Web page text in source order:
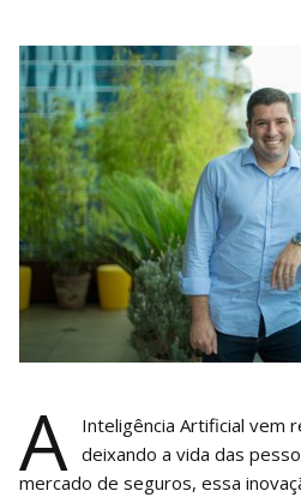
A
Inteligência Artificial vem
deixando a vida das
mercado de seguros, essa